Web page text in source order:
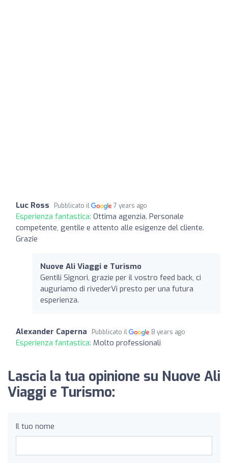
Luc Ross Pubblicato il 7 years ago
Esperienza fantastica: Ottima agenzia. Personale
competente, gentile e attento alle esigenze del cliente.
Grazie
Nuove Ali Viaggi e Turismo
Gentili Signori, grazie per il vostro feed back, ci
auguriamo di rivederVi presto per una futura
esperienza.
Alexander Caperna Pubblicato il 8 years ago
Esperienza fantastica: Molto professionali
Lascia la tua opinione su Nuove Ali
Viaggi e Turismo:
Il tuo nome